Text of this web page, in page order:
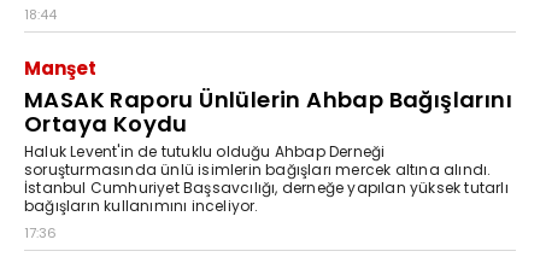
18:44
Manşet
MASAK Raporu Ünlülerin Ahbap Bağışlarını
Ortaya Koydu
Haluk Levent'in de tutuklu olduğu Ahbap Derneği
soruşturmasında ünlü isimlerin bağışları mercek altına alındı.
İstanbul Cumhuriyet Başsavcılığı, derneğe yapılan yüksek tutarlı
bağışların kullanımını inceliyor.
17:36